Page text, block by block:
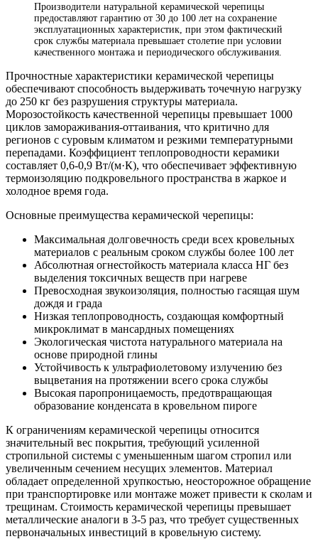
Производители натуральной керамической черепицы
предоставляют гарантию от 30 до 100 лет на сохранение
эксплуатационных характеристик, при этом фактический
срок службы материала превышает столетие при условии
качественного монтажа и периодического обслуживания.
Прочностные характеристики керамической черепицы
обеспечивают способность выдерживать точечную нагрузку
до 250 кг без разрушения структуры материала.
Морозостойкость качественной черепицы превышает 1000
циклов замораживания-оттаивания, что критично для
регионов с суровым климатом и резкими температурными
перепадами. Коэффициент теплопроводности керамики
составляет 0,6-0,9 Вт/(м·К), что обеспечивает эффективную
термоизоляцию подкровельного пространства в жаркое и
холодное время года.
Основные преимущества керамической черепицы:
Максимальная долговечность среди всех кровельных
материалов с реальным сроком службы более 100 лет
Абсолютная огнестойкость материала класса НГ без
выделения токсичных веществ при нагреве
Превосходная звукоизоляция, полностью гасящая шум
дождя и града
Низкая теплопроводность, создающая комфортный
микроклимат в мансардных помещениях
Экологическая чистота натурального материала на
основе природной глины
Устойчивость к ультрафиолетовому излучению без
выцветания на протяжении всего срока службы
Высокая паропроницаемость, предотвращающая
образование конденсата в кровельном пироге
К ограничениям керамической черепицы относится
значительный вес покрытия, требующий усиленной
стропильной системы с уменьшенным шагом стропил или
увеличенным сечением несущих элементов. Материал
обладает определенной хрупкостью, неосторожное обращение
при транспортировке или монтаже может привести к сколам и
трещинам. Стоимость керамической черепицы превышает
металлические аналоги в 3-5 раз, что требует существенных
первоначальных инвестиций в кровельную систему.